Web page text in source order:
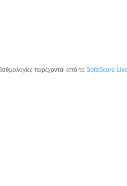
παρέχονται από το SofaScore